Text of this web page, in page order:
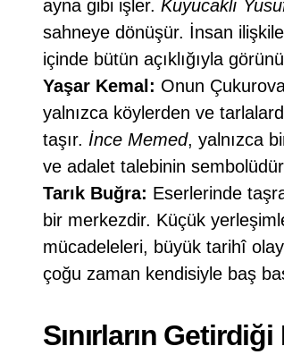
ayna gibi işler. Kuyucaklı
sahneye dönüşür. İnsan
içinde bütün açıklığıyla
Yaşar Kemal: Onun
yalnızca köylerden ve
taşır. İnce Memed, yalnızca
ve adalet talebinin
Tarık Buğra: Eserlerinde
bir merkezdir. Küçük
mücadeleleri, büyük tarihî
çoğu zaman kendisiyle baş
Sınırların